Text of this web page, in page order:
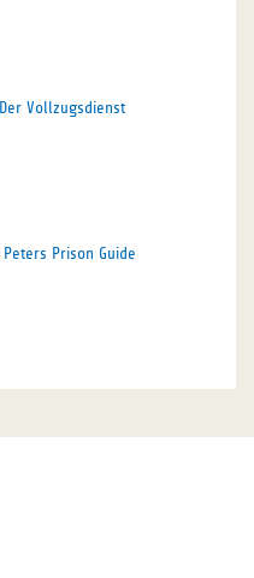
Der Vollzugsdienst
Peters Prison Guide